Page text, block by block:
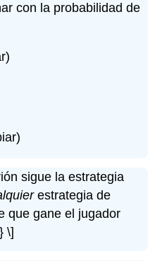
con la probabilidad de
sigue la estrategia
estrategia de
que gane el jugador
\]